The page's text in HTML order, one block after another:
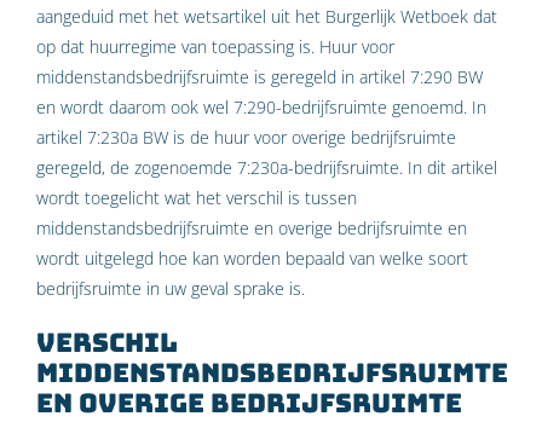
aangeduid met het wetsartikel uit het Burgerlijk Wetboek dat
op dat huurregime van toepassing is. Huur voor
middenstandsbedrijfsruimte is geregeld in artikel 7:290 BW
en wordt daarom ook wel 7:290-bedrijfsruimte genoemd. In
artikel 7:230a BW is de huur voor overige bedrijfsruimte
geregeld, de zogenoemde 7:230a-bedrijfsruimte. In dit artikel
wordt toegelicht wat het verschil is tussen
middenstandsbedrijfsruimte en overige bedrijfsruimte en
wordt uitgelegd hoe kan worden bepaald van welke soort
bedrijfsruimte in uw geval sprake is.
Verschil
middenstandsbedrijfsruimte
en overige bedrijfsruimte